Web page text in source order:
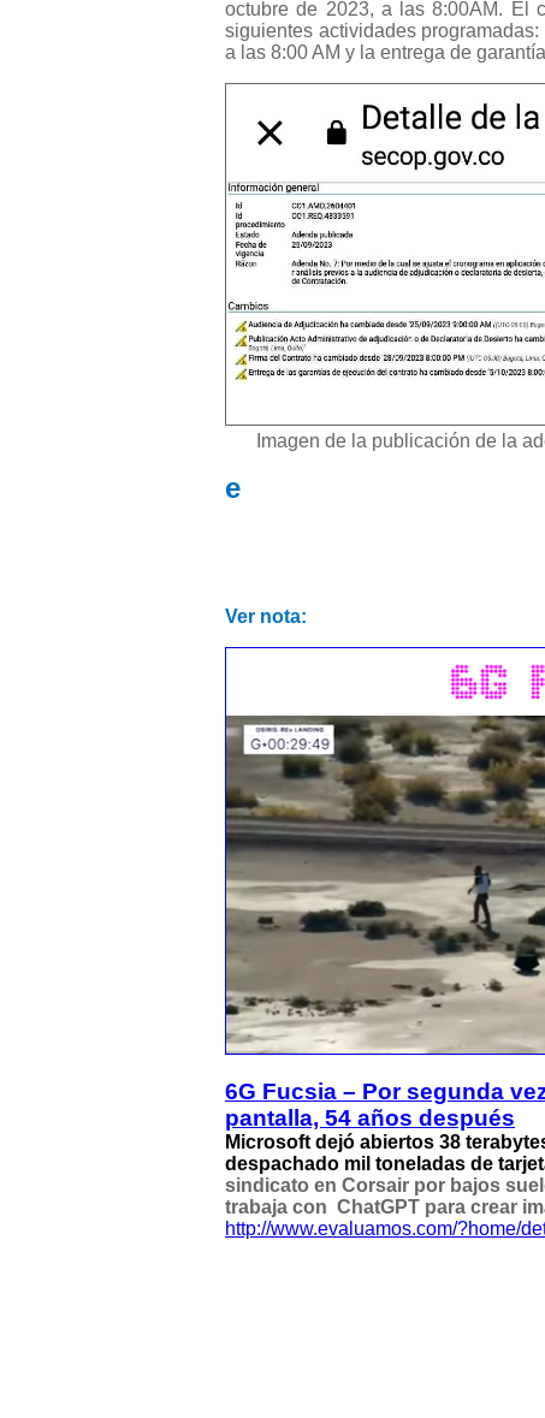
octubre de 2023, a las 8:00AM. El
siguientes actividades
a las 8:00 AM y la entrega de
Imagen de la publicación de la
e
Ver nota:
6G Fucsia – Por segunda
pantalla, 54 años después
Microsoft dejó abiertos 38
despachado mil toneladas de
sindicato en Corsair por bajos
trabaja con ChatGPT para crear
http://www.evaluamos.com/?home/